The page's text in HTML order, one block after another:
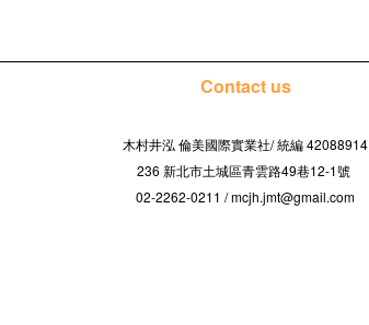
Contact us
木村井泓 倫美國際實業社/統編 42088914
236 新北市土城區青雲路49巷12-1號
02-2262-0211 / mcjh.jmt@gmail.com